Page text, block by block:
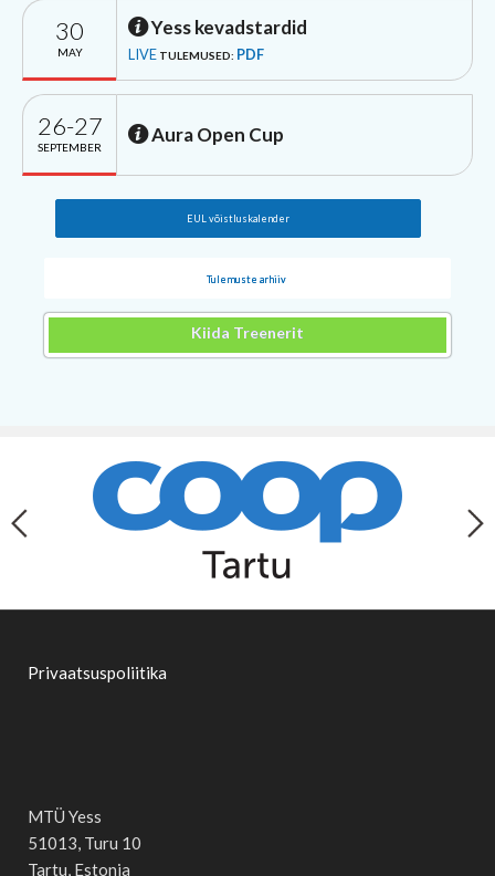
30
MAY
Yess kevadstardid
LIVE TULEMUSED: PDF
26-27
SEPTEMBER
Aura Open Cup
EUL võistluskalender
Tulemuste arhiiv
Kiida Treenerit
Privaatsuspoliitika
MTÜ Yess
51013, Turu 10
Tartu, Estonia